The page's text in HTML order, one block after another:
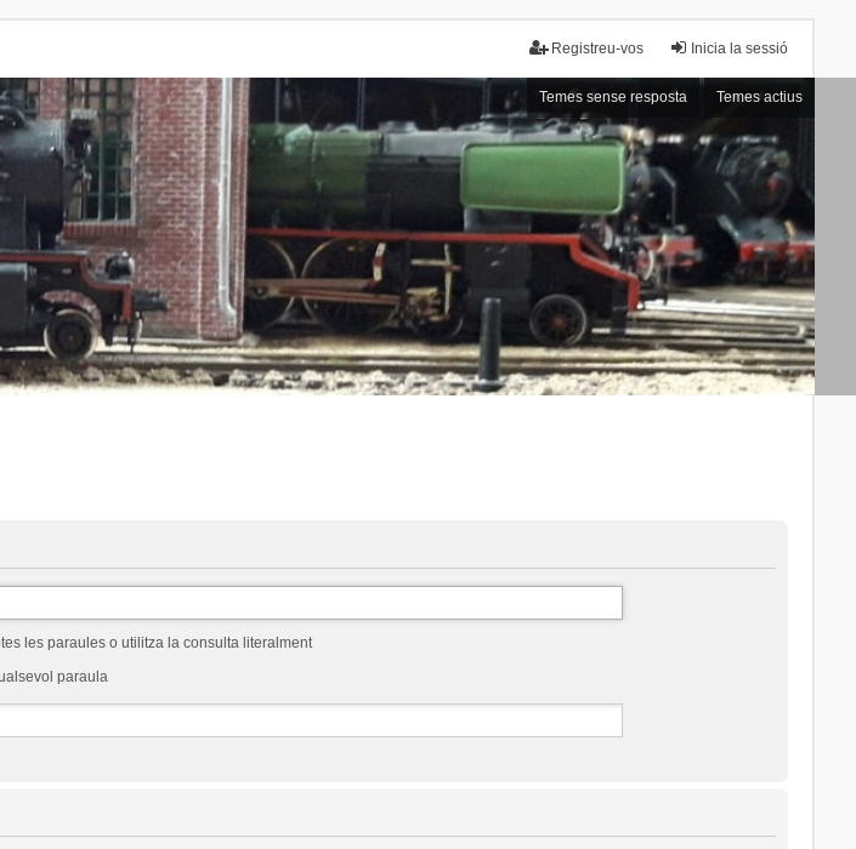
Inicia la sessió
Registreu-vos
Temes sense resposta Temes actius
les paraules o utilitza la consulta literalment
paraula